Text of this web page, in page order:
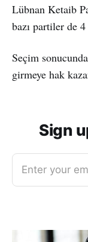
Lübnan Ketaib
bazı partiler de
Seçim
girmeye hak
Sign
Enter your